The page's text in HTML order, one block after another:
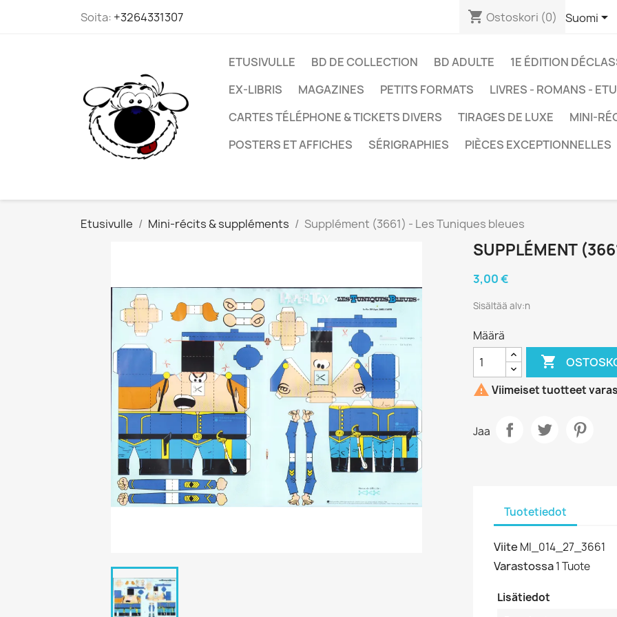
Soita: +3264331307 shopping_cart Ostoskori (0) Suomi
ETUSIVULLE BD DE COLLECTION BD ADULTE 1E ÉDITION
EX-LIBRIS
MAGAZINES PETITS FORMATS LIVRES - ROMANS -
CARTES TÉLÉPHONE & TICKETS DIVERS
TIRAGES DE LUXE
MINI-
POSTERS ET AFFICHES
SÉRIGRAPHIES PIÈCES EXCEPTIONNELLES
Etusivulle Mini-récits & suppléments Supplément (3661) - Les Tuniques bleues
SUPPLÉMENT
3,00 €
Sisältää alv:n
Määrä

 Viimeiset tuotteet
Jaa
Tuotetiedot
Viite MI_014_27_3661
Varastossa1 Tuote
Lisätiedot